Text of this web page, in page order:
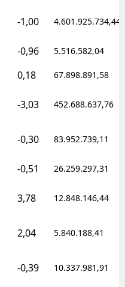
-1,00 4.601.925.734,44
-0,96 5.516.582,04
0,18 67.898.891,58
-3,03 452.688.637,76
-0,30 83.952.739,11
-0,51 26.259.297,31
3,78 12.848.146,44
2,04 5.840.188,41
-0,39 10.337.981,91